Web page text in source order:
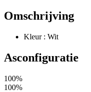
Omschrijving
Kleur : Wit
Asconfiguratie
100%
100%